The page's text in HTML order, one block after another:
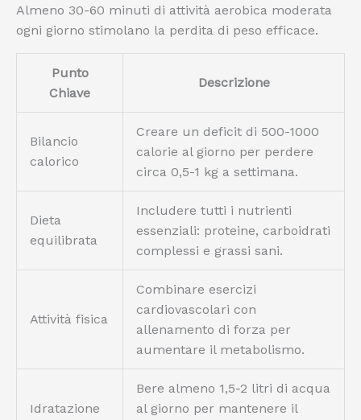
Almeno 30-60 minuti di attività aerobica moderata
ogni giorno stimolano la perdita di peso efficace.
Punto
Chiave
Descrizione
Bilancio
calorico
Creare un deficit di 500-1000
calorie al giorno per perdere
circa 0,5-1 kg a settimana.
Dieta
equilibrata
Includere tutti i nutrienti
essenziali: proteine, carboidrati
complessi e grassi sani.
Attività fisica
Combinare esercizi
cardiovascolari con
allenamento di forza per
aumentare il metabolismo.
Idratazione
Bere almeno 1,5-2 litri di acqua
al giorno per mantenere il